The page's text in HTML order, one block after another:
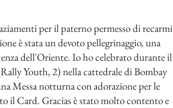
per il paterno permesso di recarmi
è stata un devoto pellegrinaggio, una
dell'Oriente. Io ho celebrato durante il
Youth, 2) nella cattedrale di Bombay
Messa notturna con adorazione per le
il Card. Gracias è stato molto contento e